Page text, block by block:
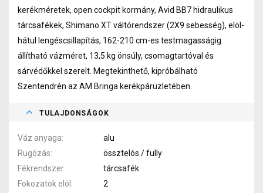
kerékméretek, open cockpit kormány, Avid BB7 hidraulikus
tárcsafékek, Shimano XT váltórendszer (2X9 sebesség), elöl-
hátul lengéscsillapítás, 162-210 cm-es testmagasságig
állítható vázméret, 13,5 kg önsúly, csomagtartóval és
sárvédőkkel szerelt. Megtekinthető, kipróbálható
Szentendrén az AM Bringa kerékpárüzletében.
TULAJDONSÁGOK
Váz anyaga
alu
Rugózás
össztelós / fully
Fékrendszer
tárcsafék
Fokozatok elöl
2